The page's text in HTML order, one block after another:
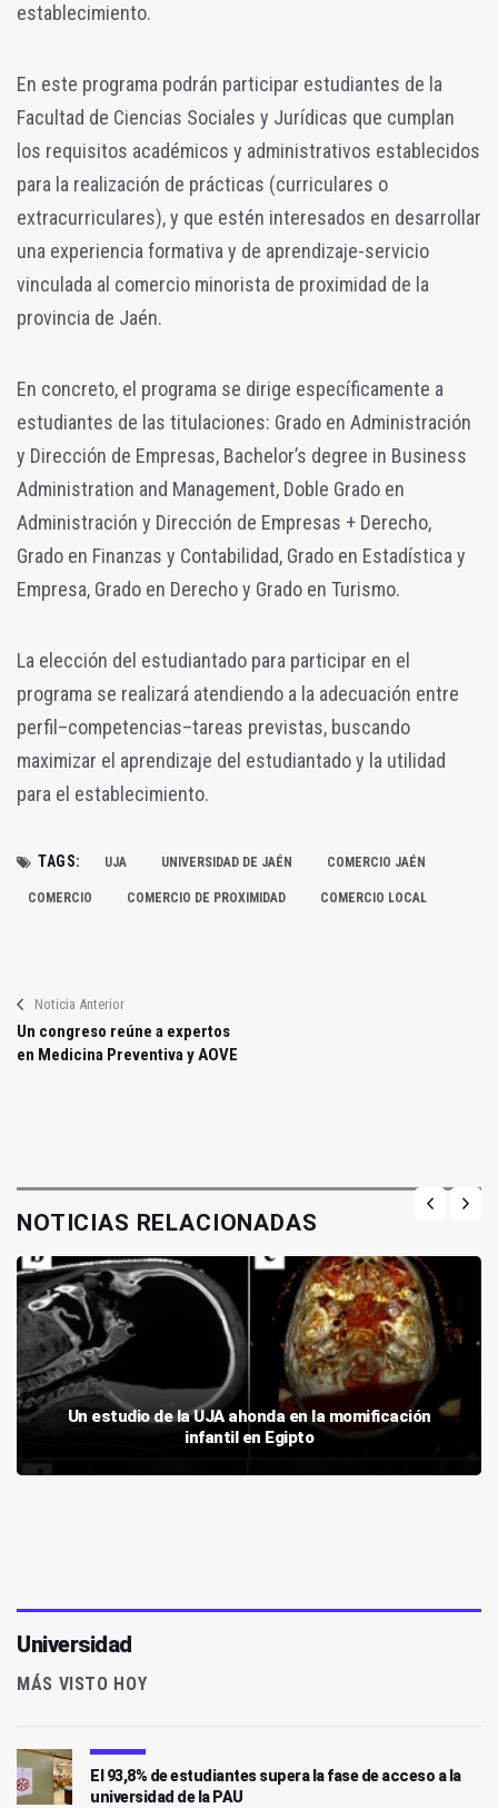
establecimiento.
En este programa podrán participar estudiantes de la
Facultad de Ciencias Sociales y Jurídicas que cumplan
los requisitos académicos y administrativos establecidos
para la realización de prácticas (curriculares o
extracurriculares), y que estén interesados en desarrollar
una experiencia formativa y de aprendizaje-servicio
vinculada al comercio minorista de proximidad de la
provincia de Jaén.
En concreto, el programa se dirige específicamente a
estudiantes de las titulaciones: Grado en Administración
y Dirección de Empresas, Bachelor’s degree in Business
Administration and Management, Doble Grado en
Administración y Dirección de Empresas + Derecho,
Grado en Finanzas y Contabilidad, Grado en Estadística y
Empresa, Grado en Derecho y Grado en Turismo.
La elección del estudiantado para participar en el
programa se realizará atendiendo a la adecuación entre
perfil–competencias–tareas previstas, buscando
maximizar el aprendizaje del estudiantado y la utilidad
para el establecimiento.
TAGS: UJA UNIVERSIDAD DE JAÉN COMERCIO JAÉN
COMERCIO COMERCIO DE PROXIMIDAD COMERCIO LOCAL
Noticia Anterior
Un congreso reúne a expertos
en Medicina Preventiva y AOVE
NOTICIAS RELACIONADAS
Un estudio de la UJA ahonda en la momificación
infantil en Egipto
Universidad
MÁS VISTO HOY
El 93,8% de estudiantes supera la fase de acceso a la
universidad de la PAU